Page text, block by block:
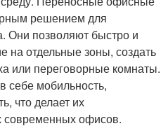
решением для
Они позволяют быстро и
на отдельные зоны, создать
или переговорные комнаты.
себе мобильность,
что делает их
офисов.